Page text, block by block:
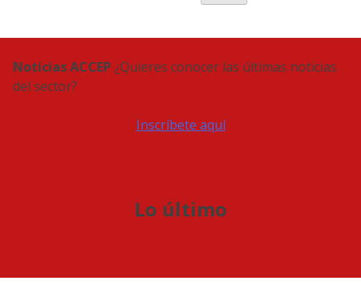
Noticias ACCEP ¿Quieres conocer las últimas noticias
del sector?
Inscríbete aquí
Lo último